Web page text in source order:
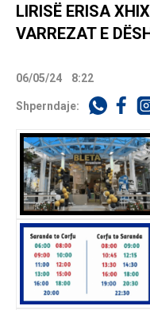
LIRISË ERISA
VARREZAT E
06/05/24 8:22
Shperndaje: